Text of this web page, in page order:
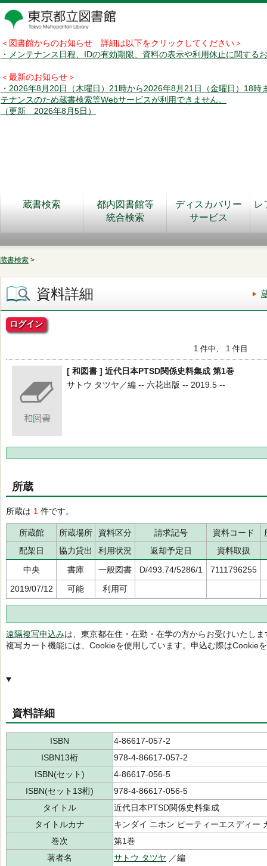
＜図書館からのお知らせ 詳細は以下をクリックしてください＞
・メンテナンス日程、IDの有効期限、資料の表示や利用休止に関する
＜最新のお知らせ＞
・2026年8月20日（木曜日）21時から2026年8月21日（金曜日）18時
テナンスのため蔵書検索等Webサービスが利用できません。
（更新 2026年8月5日）
蔵書検索
都内図書館等
統合検索
ディスカバリー
サービス
レ
蔵書検索 >
資料詳細
ログイン
1 件中、 1 件目
[ 和図書 ] 近代日本PTSD関係史料集成 第1巻
サトウ タツヤ／編 -- 六花出版 -- 2019.5 --
所蔵
所蔵は 1 件です。
所蔵館 所蔵場所 資料区分 請求記号 資料コード
配架日
協力貸出 利用状況 返却予定日
資料取扱
中央
書庫 一般図書 D/493.74/5286/1
7111796255
2019/07/12
可能 利用可
遠隔複写申込みは、東京都在住・在勤・在学の方からお受けいたしま
複写カート機能には、Cookieを使用しています。申込む際はCookie
資料詳細
ISBN
4-86617-057-2
ISBN13桁
978-4-86617-057-2
ISBN(セット)
4-86617-056-5
ISBN(セット13桁)
978-4-86617-056-5
タイトル
近代日本PTSD関係史料集成
タイトルカナ
キンダイ ニホン ピーティーエスディー
巻次
第1巻
著者名
サトウ タツヤ ／編